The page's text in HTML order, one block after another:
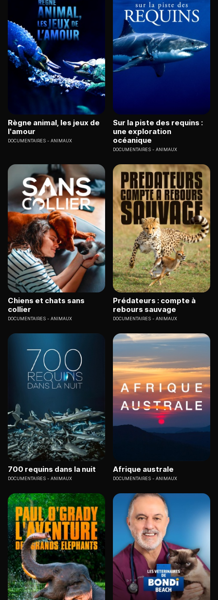
Règne animal, les jeux de
l'amour
DOCUMENTAIRES ANIMAUX
Sur la piste des requins :
une exploration
océanique
DOCUMENTAIRES ANIMAUX
Chiens et chats sans
collier
DOCUMENTAIRES ANIMAUX
Prédateurs : compte à
rebours sauvage
DOCUMENTAIRES ANIMAUX
700 requins dans la nuit
DOCUMENTAIRES ANIMAUX
Afrique australe
DOCUMENTAIRES ANIMAUX